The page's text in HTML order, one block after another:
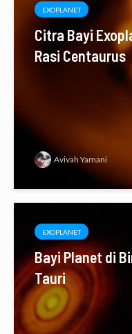
EXOPLANET
Citra Bayi
Rasi Centaurus
Avivah Yamani
EXOPLANET
Bayi Planet di
Tauri